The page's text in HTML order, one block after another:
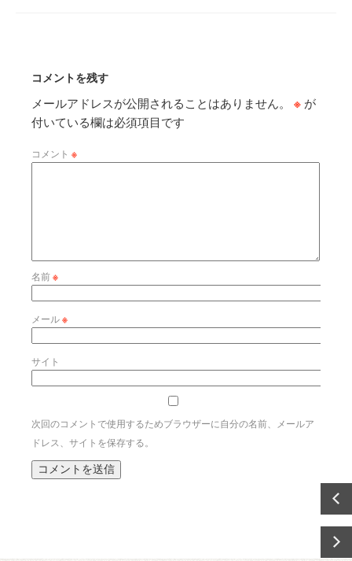
コメントを残す
メールアドレスが公開されることはありません。 ※ が
付いている欄は必須項目です
コメント ※
名前※
メール※
サイト
次回のコメントで使用するためブラウザーに自分の名前、メールア
ドレス、サイトを保存する。